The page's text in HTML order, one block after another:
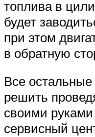
топлива в
будет
при этом
в обратную
Все
решить
своими
сервисный